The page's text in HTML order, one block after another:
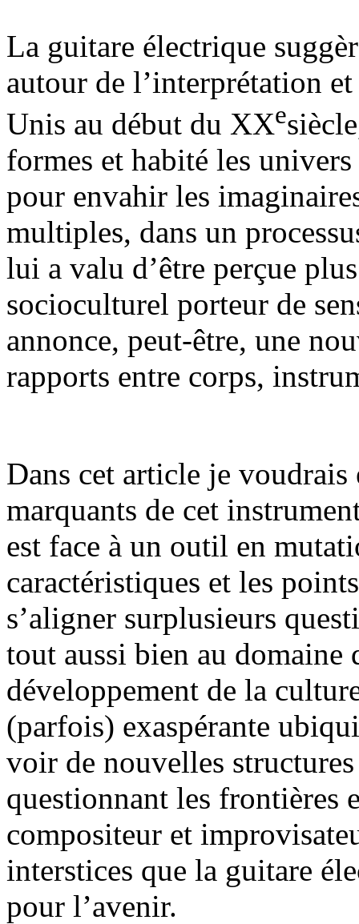
La guitare électrique
autour de l’interprétation
Unis au début du XXe
formes et habité les
pour envahir les
multiples, dans un
lui a valu d’être perçue
socioculturel porteur de
annonce, peut-être, une
rapports entre corps,
Dans cet article je voudrais
marquants de cet
est face à un outil en
caractéristiques et les
s’aligner surplusieurs
tout aussi bien au domaine
développement de la
(parfois) exaspérante
voir de nouvelles
questionnant les frontières
compositeur et
interstices que la guitare
pour l’avenir.